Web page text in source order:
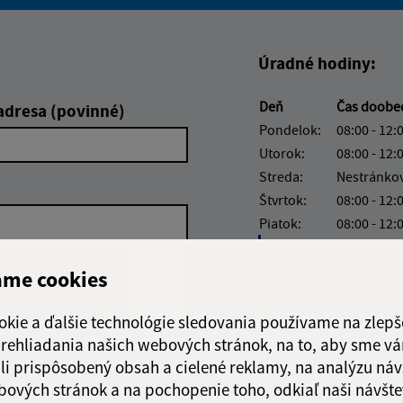
cookies
a ďalšie technológie sledovania používame na
našich webových stránok, na to, aby sme
prispôsobený obsah a cielené reklamy, na analýzu
stránok a na pochopenie toho, odkiaľ naši
(povinné)
Google reCaptcha Response
Odoslať
správu
Úradné hodiny:
Deň
Čas
Pondelok:
08:00 -
Utorok:
08:00 -
Streda:
Štvrtok:
08:00 -
Piatok:
08:00 -